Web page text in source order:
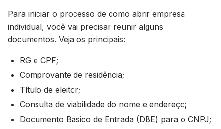
Para iniciar o processo de como abrir empresa
individual, você vai precisar reunir alguns
documentos. Veja os principais:
RG e CPF;
Comprovante de residência;
Título de eleitor;
Consulta de viabilidade do nome e endereço;
Documento Básico de Entrada (DBE) para o CNPJ;